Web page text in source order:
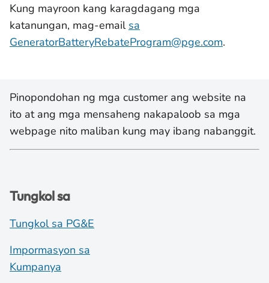
Kung mayroon kang karagdagang mga
katanungan, mag-email sa
GeneratorBatteryRebateProgram@pge.com.
Pinopondohan ng mga customer ang website na
ito at ang mga mensaheng nakapaloob sa mga
webpage nito maliban kung may ibang nabanggit.
Tungkol sa
Tungkol sa PG&E
Impormasyon sa
Kumpanya